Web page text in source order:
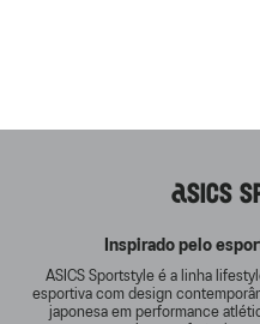
ASICS
Inspirado pelo
ASICS Sportstyle é a linha
esportiva com design
japonesa em performance